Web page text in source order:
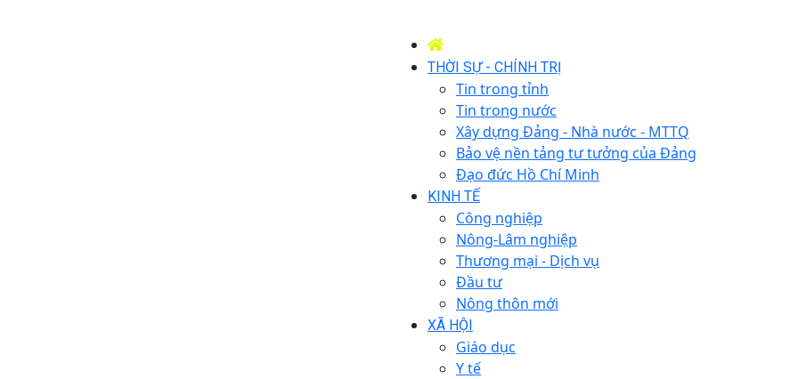
THỜI SỰ - CHÍNH TRỊ
Tin trong tỉnh
Tin trong nước
Xây dựng Đảng - Nhà nước - MTTQ
Bảo vệ nền tảng tư tưởng của Đảng
Đạo đức Hồ Chí Minh
KINH TẾ
Công nghiệp
Nông-Lâm nghiệp
Thương mại - Dịch vụ
Đầu tư
Nông thôn mới
XÃ HỘI
Giáo dục
Y tế